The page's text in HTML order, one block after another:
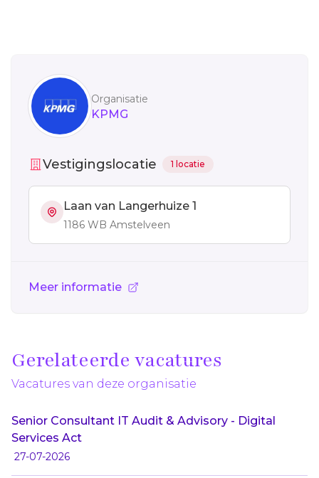
Organisatie
KPMG
Vestigingslocatie 1 locatie
Laan van Langerhuize 1
1186 WB Amstelveen
Meer informatie
Gerelateerde vacatures
Vacatures van deze organisatie
Senior Consultant IT Audit & Advisory - Digital
Services Act
27-07-2026